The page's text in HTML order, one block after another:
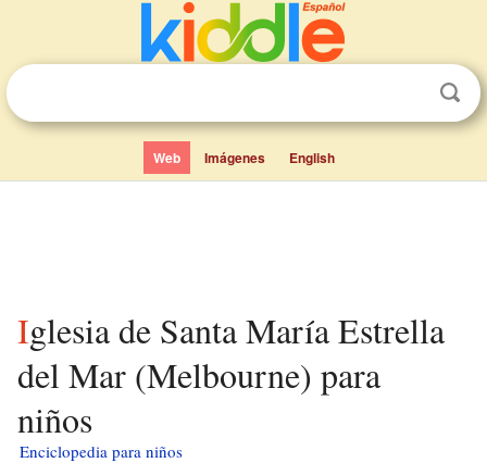
Web Imágenes English
Iglesia de Santa María Estrella
del Mar (Melbourne) para
niños
Enciclopedia para niños